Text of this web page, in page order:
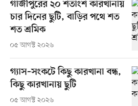
গাজীপুরের ২০ শতাংশ কারখানায়
চার দিনের ছুটি, বাড়ির পথে শত
শত শ্রমিক
০৫ আগস্ট ২০২৬
গ্যাস–সংকটে কিছু কারখানা বন্ধ,
কিছু কারখানায় ছুটি
০৫ আগস্ট ২০২৬